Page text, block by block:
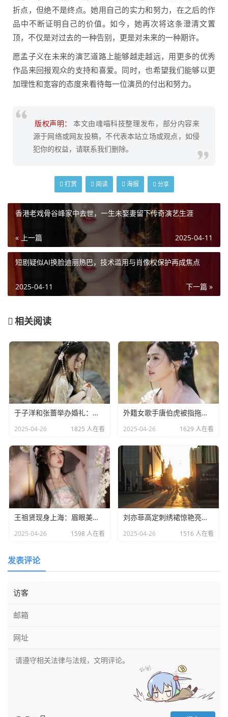
折点，但绝不是终点。她用自己的实力和努力，在之后的作
品中不断证明自己的价值。如今，她再次将这条澄清文置
顶，不仅是对过去的一种告别，更是对未来的一种期许。
愿孟子义在未来的演艺道路上能够越走越远，用更多的优秀
作品来回报观众的支持和喜爱。同时，也希望我们能够以更
加理性和宽容的态度来看待每一位演员的付出和努力。
版权声明：
本文由魂喵科技整理发布，部分内容来
源于网络或网友投稿，不代表本站立场或观点，如侵
犯你的权益，请联系我们删除。
打赏 阅读 海报 分享
香港老戏骨谷峰家中去世，一生未娶妻留下传奇演艺生涯
« 上一篇 2025-04-11
短剧疑似AI换脸迪丽热巴，技术滥用与肖像权保护再成焦点
下一篇 »
2025-04-11
相关阅读
于子洋和张蔷举办婚礼：一对赛场情场双丰收的人生赢家​
2025-04-26 1825 人在看
外籍女歌手唐伯虎被指拖欠劳务费：明星责任不应该缺席​
2025-04-26 1629 人在看
王祖贤现身上海：眉眼美丽气质优雅，时光难掩女神风采
2025-04-26 1598 人在看
​刘亦菲高定刺绣裙惊艳亮相：皮肤白到发光诠释东方美学​
2025-04-26 1516 人在看
发表评论